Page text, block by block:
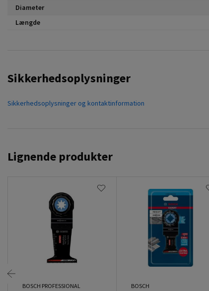
Diameter
Længde
Sikkerhedsoplysninger
Sikkerhedsoplysninger og kontaktinformation
Lignende produkter
BOSCH PROFESSIONAL BOSCH